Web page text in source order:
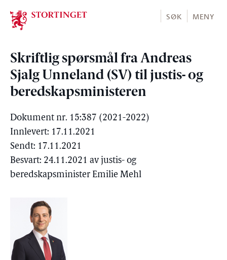
Stortinget.no
SØK MENY
Skriftlig spørsmål fra Andreas
Sjalg Unneland (SV) til justis- og
beredskapsministeren
Dokument nr. 15:387 (2021-2022)
Innlevert: 17.11.2021
Sendt: 17.11.2021
Besvart: 24.11.2021 av justis- og
beredskapsminister Emilie Mehl